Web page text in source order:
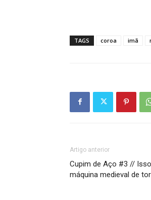
TAGS coroa imã
Artigo anterior
Cupim de Aço #3 //
máquina medieval de